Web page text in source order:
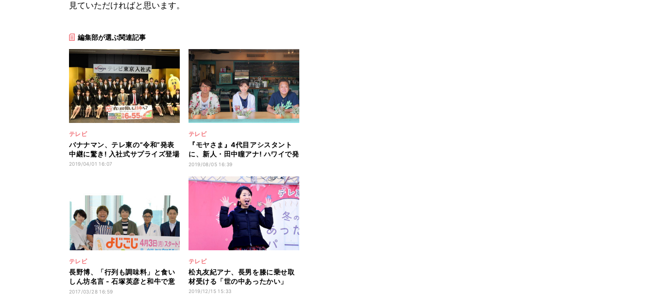
見ていただければと思います。
編集部が選ぶ関連記事
テレビ
バナナマン、テレ東の”令和”発表
中継に驚き! 入社式サプライズ登場
2019/04/01 16:07
テレビ
『モヤさま』4代目アシスタント
に、新人・田中瞳アナ! ハワイで発
表
2019/08/05 16:39
テレビ
長野博、「行列も調味料」と食い
しん坊名言 - 石塚英彦と和牛で意
気投合
2017/03/28 16:59
テレビ
松丸友紀アナ、長男を膝に乗せ取
材受ける「世の中あったかい」
2019/12/15 15:33